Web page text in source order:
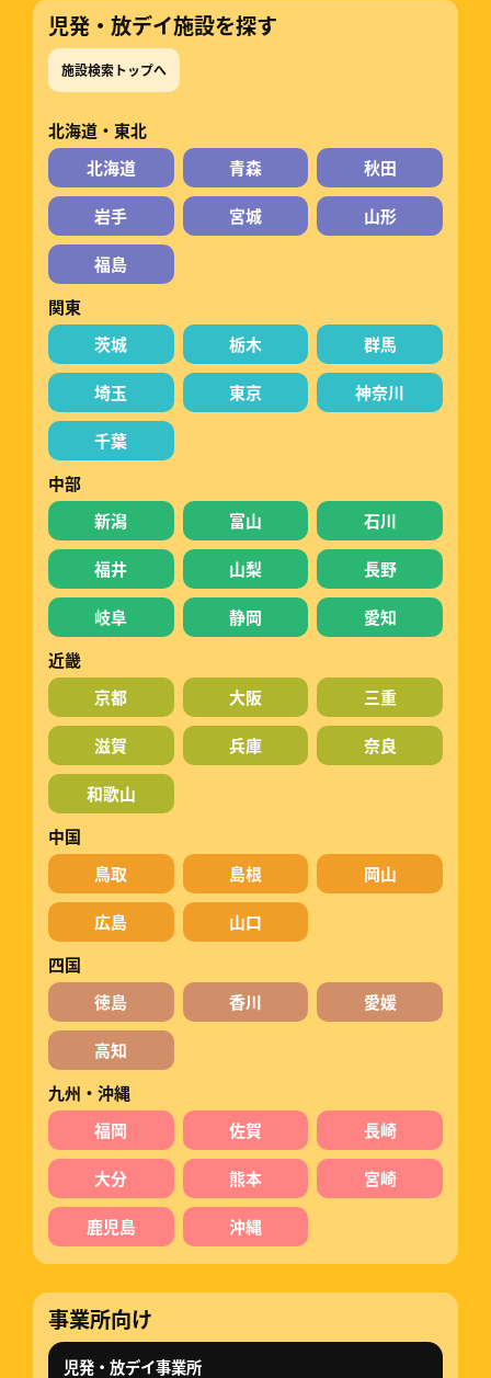
児発・放デイ施設を探す
施設検索トップへ
北海道・東北
北海道
青森 秋田
岩手 宮城 山形
福島
関東
茨城
栃木 群馬
埼玉 東京 神奈川
千葉
中部
新潟
富山 石川
福井 山梨 長野
岐阜 静岡
愛知
近畿
京都
大阪 三重
滋賀 兵庫 奈良
和歌山
中国
鳥取
島根 岡山
広島
山口
四国
徳島
香川 愛媛
高知
九州・沖縄
福岡
佐賀 長崎
大分 熊本 宮崎
鹿児島 沖縄
事業所向け
児発・放デイ事業所